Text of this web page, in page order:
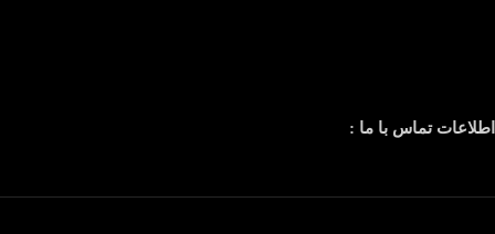
اطلاعات تماس با ما :